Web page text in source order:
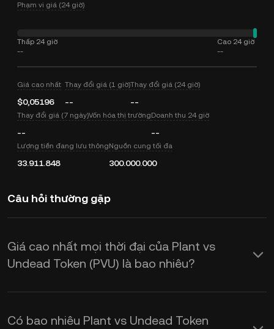
Phạm vi giá (24 giờ)
Thấp 24 giờ
--
Cao 24 giờ
--
Giá cao nhất
$0,05196
Thay đổi giá (1 giờ)
--
Thay đổi giá (24 giờ)
--
Thay đổi giá (7 ngày)
--
Vốn hóa thị trườngDoanh thu 24 giờ
--
Lượng tiền đang lưu thông
33.911.848
Nguồn cung tối đa
300.000.000
Câu hỏi thường gặp
Giá cao nhất mọi thời đại của Plant vs
Undead Token (PVU) là bao nhiêu?
Có bao nhiêu Plant vs Undead Token